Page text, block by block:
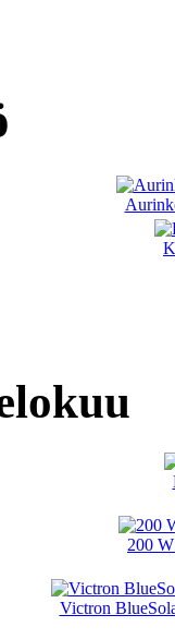
200
Victron